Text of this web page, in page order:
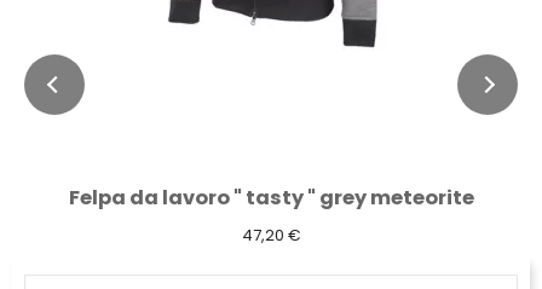
Gilet da lavoro " smart " yellow fluo
34,13 €